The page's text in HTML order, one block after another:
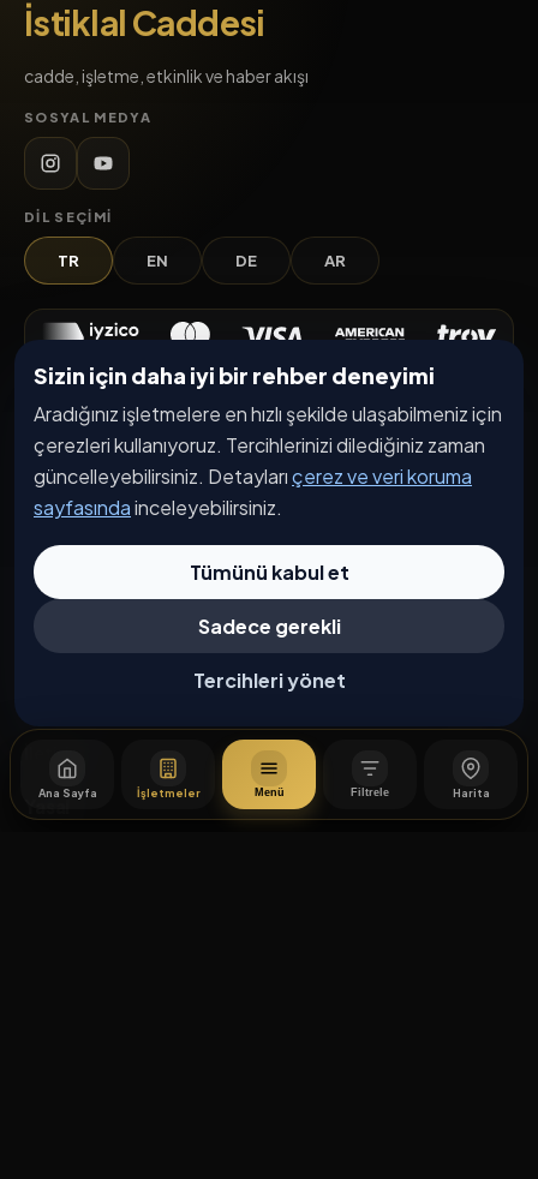
Sizin için daha iyi bir rehber deneyimi
Aradığınız işletmelere en hızlı şekilde ulaşabilmeniz için
çerezleri kullanıyoruz. Tercihlerinizi dilediğiniz zaman
güncelleyebilirsiniz. Detaylarıçerez ve veri koruma
sayfasındainceleyebilirsiniz.
Tümünü kabul et
Sadece gerekli
Tercihleri yönet
Ana Sayfa İşletmeler Menü Filtrele Harita
İstiklal Caddesi
cadde, işletme, etkinlik ve haber akışı
SOSYAL MEDYA
DIL SEÇIMI
TR EN DE AR
Keşfet
İşletmeler
Etkinlikler
Haberler
İşletme Başvurusu
İletişim